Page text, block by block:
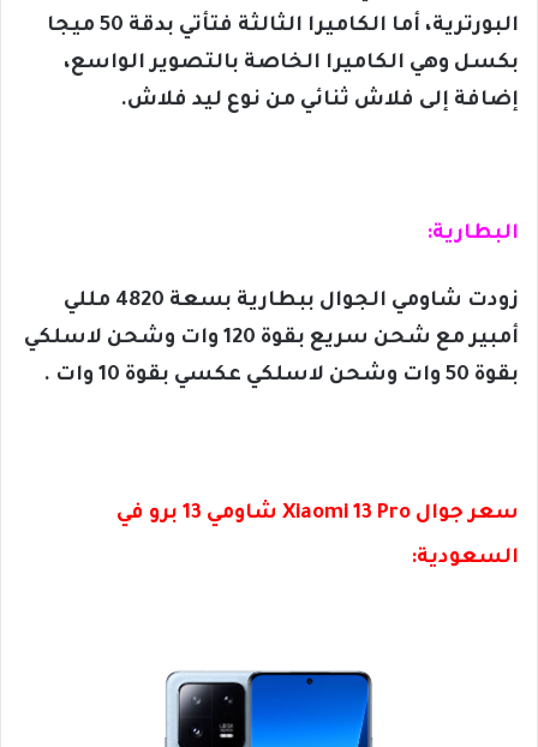
البورترية، أما الكاميرا الثالثة فتأتي بدقة 50 ميجا
بكسل وهي الكاميرا الخاصة بالتصوير الواسع،
إضافة إلى فلاش ثنائي من نوع ليد فلاش.
البطارية:
زودت شاومي الجوال ببطارية بسعة 4820 مللي
أمبير مع شحن سريع بقوة 120 وات وشحن لاسلكي
بقوة 50 وات وشحن لاسلكي عكسي بقوة 10 وات .
سعر جوال Xiaomi 13 Pro شاومي 13 برو في
السعودية: